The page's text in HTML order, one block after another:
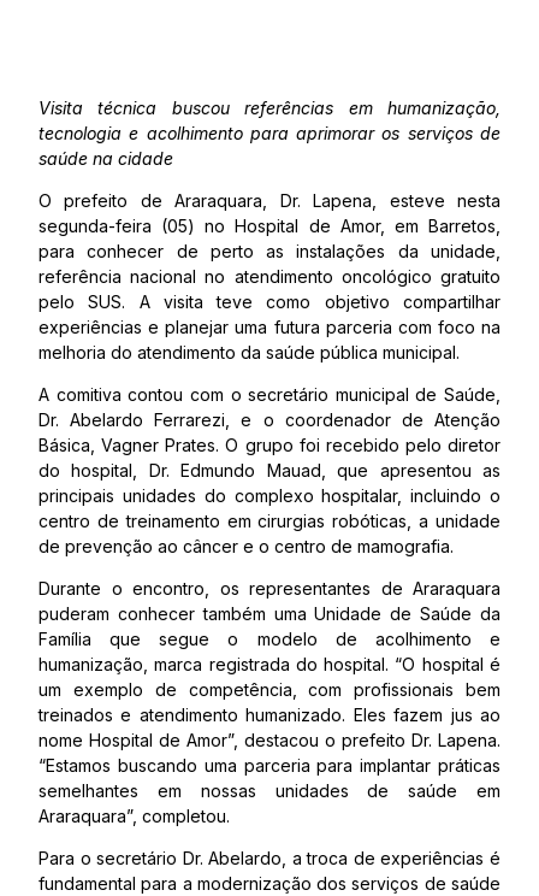
Visita técnica buscou referências em humanização,
tecnologia e acolhimento para aprimorar os serviços de
saúde na cidade
O prefeito de Araraquara, Dr. Lapena, esteve nesta
segunda-feira (05) no Hospital de Amor, em Barretos,
para conhecer de perto as instalações da unidade,
referência nacional no atendimento oncológico gratuito
pelo SUS. A visita teve como objetivo compartilhar
experiências e planejar uma futura parceria com foco na
melhoria do atendimento da saúde pública municipal.
A comitiva contou com o secretário municipal de Saúde,
Dr. Abelardo Ferrarezi, e o coordenador de Atenção
Básica, Vagner Prates. O grupo foi recebido pelo diretor
do hospital, Dr. Edmundo Mauad, que apresentou as
principais unidades do complexo hospitalar, incluindo o
centro de treinamento em cirurgias robóticas, a unidade
de prevenção ao câncer e o centro de mamografia.
Durante o encontro, os representantes de Araraquara
puderam conhecer também uma Unidade de Saúde da
Família que segue o modelo de acolhimento e
humanização, marca registrada do hospital. “O hospital é
um exemplo de competência, com profissionais bem
treinados e atendimento humanizado. Eles fazem jus ao
nome Hospital de Amor”, destacou o prefeito Dr. Lapena.
“Estamos buscando uma parceria para implantar práticas
semelhantes em nossas unidades de saúde em
Araraquara”, completou.
Para o secretário Dr. Abelardo, a troca de experiências é
fundamental para a modernização dos serviços de saúde